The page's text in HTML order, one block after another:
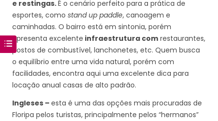
e restingas.É o cenário perfeito para a prática de
esportes, como stand up paddle, canoagem e
caminhadas. O bairro está em sintonia, porém
apresenta excelente infraestrutura com restaurantes,
postos de combustível, lanchonetes, etc. Quem busca
o equilíbrio entre uma vida natural, porém com
facilidades, encontra aqui uma excelente dica para
locação anual casas de alto padrão.
Ingleses – esta é uma das opções mais procuradas de
Floripa pelos turistas, principalmente pelos “hermanos”